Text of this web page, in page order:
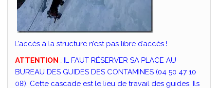
L’accès à la structure n’est pas libre d’accès !
ATTENTION : IL FAUT RÉSERVER SA PLACE AU
BUREAU DES GUIDES DES CONTAMINES (04 50 47 10
08). Cette cascade est le lieu de travail des guides. Ils